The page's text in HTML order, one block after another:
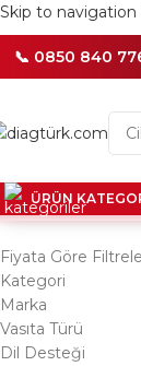
Skip to navigation
📞 0850 840
ÜRÜN
Ana Sayfa/
Fiyata Göre Filtrele
Kategori
Marka
Vasıta Türü
Dil Desteği